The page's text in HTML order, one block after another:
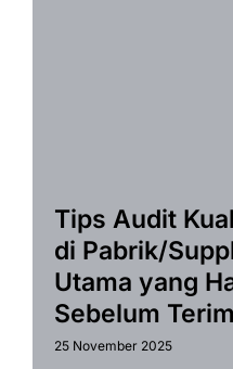
Tips Audit
di Pabrik/
Utama yang
Sebelum
25 November 2025